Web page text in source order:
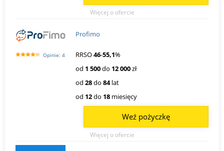
Więcej o ofercie
Opinie: 4
Profimo
RRSO46-55,1%
od 1 500do 12 000zł
od 28do 84lat
od 12do 18 miesięcy
Więcej o ofercie
Weź pożyczkę